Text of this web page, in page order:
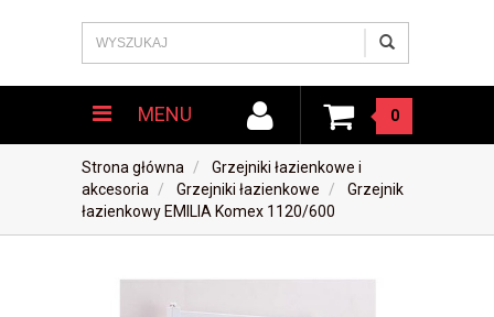
MENU 0
Strona główna
Grzejniki łazienkowe i
akcesoria
Grzejniki łazienkowe
Grzejnik
łazienkowy EMILIA Komex 1120/600